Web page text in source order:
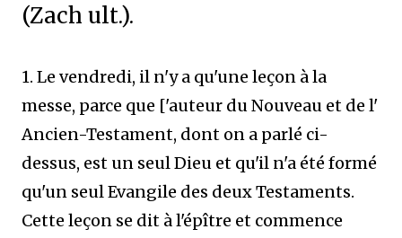
(Zach ult.).
1. Le vendredi, il n'y a qu'une leçon à la
messe, parce que ['auteur du Nouveau et de l'
Ancien-Testament, dont on a parlé ci-
dessus, est un seul Dieu et qu'il n'a été formé
qu'un seul Evangile des deux Testaments.
Cette leçon se dit à l'épître et commence